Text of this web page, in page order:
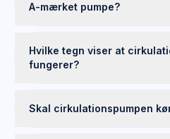
A-mærket pumpe?
Hvilke tegn viser at
fungerer?
Skal cirkulationspumpen